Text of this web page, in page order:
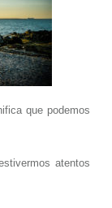
que podemos
atentos